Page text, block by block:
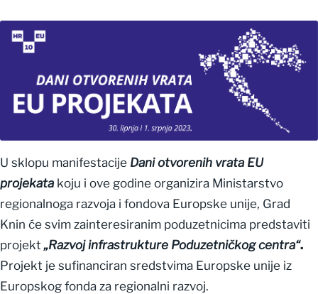
U sklopu manifestacije Dani otvorenih vrata EU
projekata koju i ove godine organizira Ministarstvo
regionalnoga razvoja i fondova Europske unije, Grad
Knin će svim zainteresiranim poduzetnicima predstaviti
projekt„Razvoj infrastrukture Poduzetničkog centra“.
Projekt je sufinanciran sredstvima Europske unije iz
Europskog fonda za regionalni razvoj.